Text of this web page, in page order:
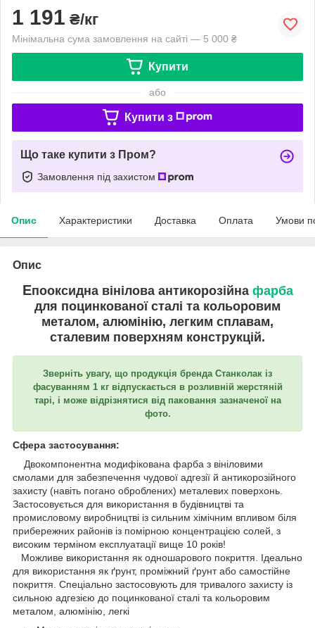
1 191 ₴/кг
Мінімальна сума замовлення на сайті — 5 000 ₴
Купити
або
Купити з
Що таке купити з Пром?
Замовлення під захистом
Опис Характеристики Доставка Оплата Умови
Опис
Епооксидна вінілова антикорозійна фарба
для поцинкованої сталі та кольоровим
металом, алюмінію, легким сплавам,
сталевим поверхням конструкцій.
Зверніть увагу, що продукція бренда Станколак із
фасуванням 1 кг відпускається в розливній жерстяній
тарі, і може відрізнятися від паковання зазначеної на
фото.
Сфера застосування:
Двокомпонентна модифікована фарба з вініловими
смолами для забезпечення чудової адгезії й антикорозійного
захисту (навіть погано оброблених) металевих поверхонь.
Застосовується для використання в будівництві та
промисловому виробництві із сильним хімічним впливом біля
прибережних районів із помірною концентрацією солей, з
високим терміном експлуатації вище 10 років!
Можливе використання як одношарового покриття. Ідеально
для використання як ґрунт, проміжний ґрунт або самостійне
покриття. Спеціально застосовують для тривалого захисту із
сильною адгезією до поцинкованої сталі та кольоровим
металом, алюмінію, легкі